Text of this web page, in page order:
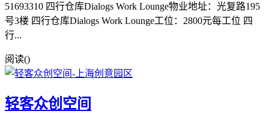
51693310 四行仓库Dialogs Work Lounge物业地址：光复路195
号3楼 四行仓库Dialogs Work Lounge工位：2800元每工位 四
行...
阅读()
轻客众创空间